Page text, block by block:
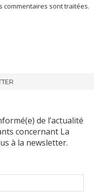
commentaires sont traitées.
de l’actualité
concernant La
à la newsletter.